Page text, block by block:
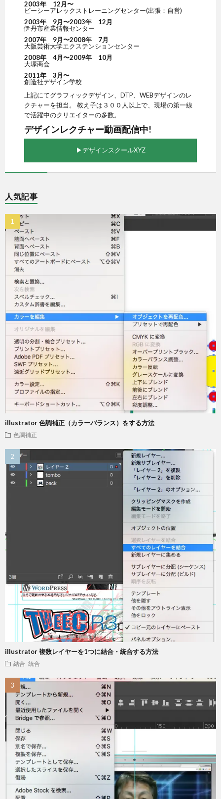
2003年 12月〜
ビーシーアレックストレーニングセンター(出張：自営)
2003年 9月〜2003年 12月
伊丹市産業情報センター
2007年 9月〜2008年 7月
大阪芸術大学エクステンションセンター
2008年 4月〜2009年 10月
大塚商会
2011年 3月〜
創造社デザイン学校
上記にてグラフィックデザイン、DTP、WEBデザインのレ
クチャーを担当。 教え子は３００人以上で、現場の第一線
で活躍中のクリエイターの多数。
デザインレクチャー動画配信中!
▶︎デザインスクールXYZ
人気記事
illustrator 色調補正（カラーバランス）をする方法
色調補正
illustrator 複数レイヤーを1つに結合・統合する方法
結合 統合